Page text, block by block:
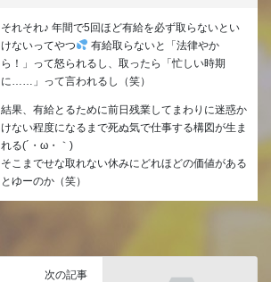
それそれ♪︎ 年間で5回ほど有給を必ず取らないとい
けないってやつ
有給取らないと「法律やか
ら！」って怒られるし、取ったら「忙しい時期
に……」って言われるし（笑）
結果、有給とるために前日残業してまわりに迷惑か
けない程度になるまで死ぬ気で仕事する構図が生ま
れる(´・ω・｀)
そこまでせな取れない休みにどれほどの価値がある
とゆーのか（笑）
次の記事